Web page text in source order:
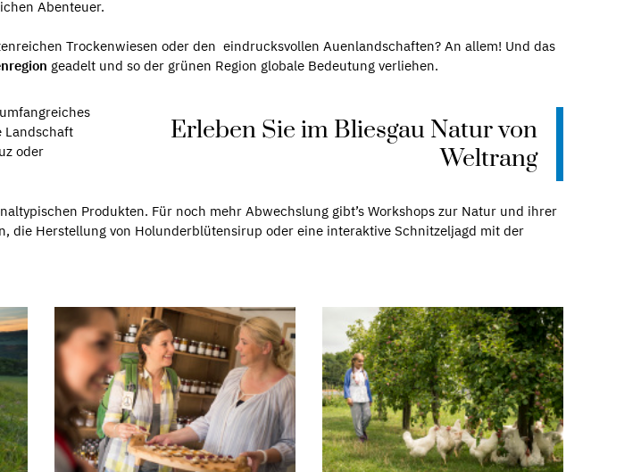
Abenteuer.
Trockenwiesen oder den eindrucksvollen Auenlandschaften? An allem! Und das
geadelt und so der grünen Region globale Bedeutung verliehen.
Erleben Sie im Bliesgau Natur von
Weltrang
Landschaft
oder
Produkten. Für noch mehr Abwechslung gibt’s Workshops zur Natur und ihrer
die Herstellung von Holunderblütensirup oder eine interaktive Schnitzeljagd mit der